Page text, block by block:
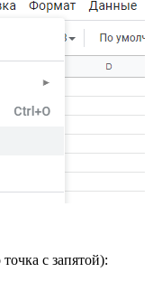
с запятой):